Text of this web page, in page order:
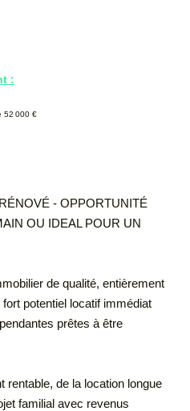
:
52 000 €
- OPPORTUNITÉ
OU IDEAL POUR UN
de qualité, entièrement
potentiel locatif immédiat
prêtes à être
rentable, de la location longue
familial avec revenus